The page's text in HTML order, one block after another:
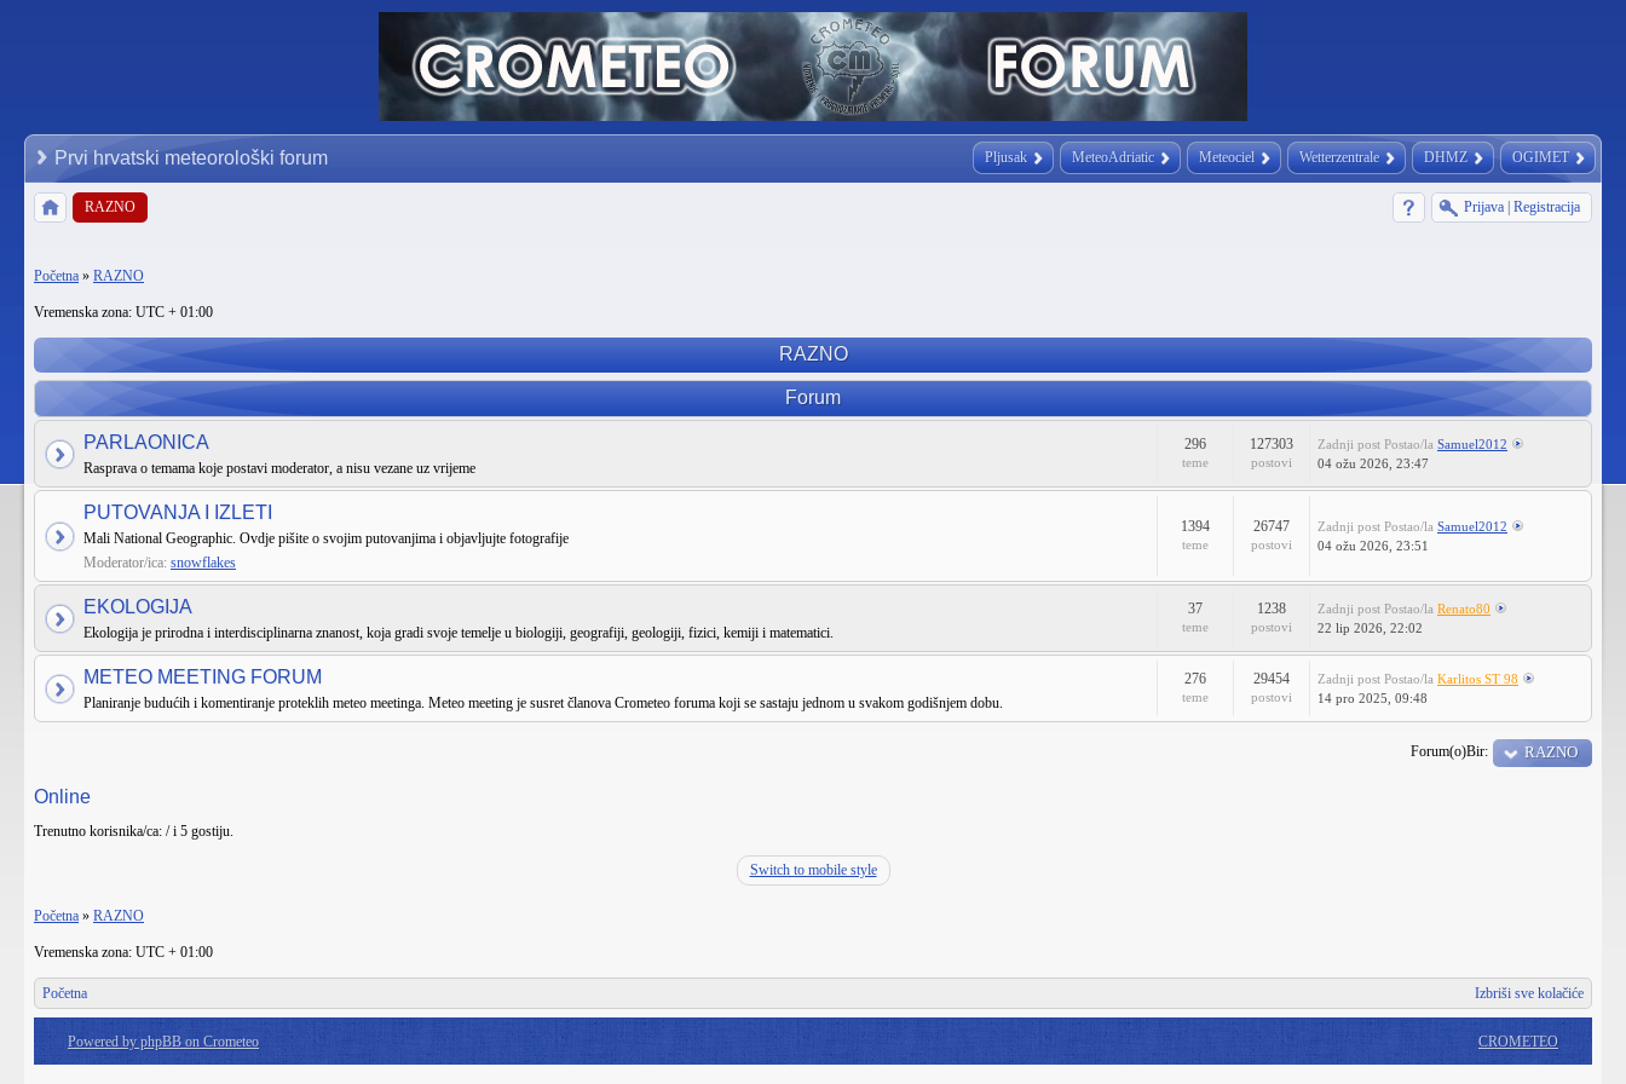
Pljusak MeteoAdriatic Meteociel Wetterzentrale DHMZ OGIMET
Prvi hrvatski meteorološki forum
RAZNO Prijava Registracija
Početna » RAZNO
Vremenska zona: UTC + 01:00
RAZNO
Forum
PARLAONICA
Rasprava o temama koje postavi moderator, a nisu vezane uz vrijeme
296
teme
127303
postovi
Zadnji post Postao/la Samuel2012
04 ožu 2026, 23:47
PUTOVANJA I IZLETI
Mali National Geographic. Ovdje pišite o svojim putovanjima i objavljujte fotografije
Moderator/ica: snowflakes
1394
teme
26747
postovi
Zadnji post Postao/la Samuel2012
04 ožu 2026, 23:51
EKOLOGIJA
Ekologija je prirodna i interdisciplinarna znanost, koja gradi svoje temelje u biologiji, geografiji, geologiji, fizici, kemiji i matematici.
37
teme
1238
postovi
Zadnji post Postao/la Renato80
22 lip 2026, 22:02
METEO MEETING FORUM
Planiranje budućih i komentiranje proteklih meteo meetinga. Meteo meeting je susret članova Crometeo foruma koji se sastaju jednom u svakom godišnjem dobu.
276
teme
29454
postovi
Zadnji post Postao/la Karlitos ST 98
14 pro 2025, 09:48
Forum(o)Bir: RAZNO
Online
Trenutno korisnika/ca: / i 5 gostiju.
Switch to mobile style
Početna » RAZNO
Vremenska zona: UTC + 01:00
Početna Izbriši sve kolačiće
Powered by phpBB on Crometeo CROMETEO